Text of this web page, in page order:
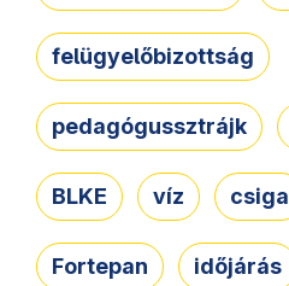
felügyelőbizottság
pedagógussztrájk
BLKE víz csiga
Fortepan időjárás